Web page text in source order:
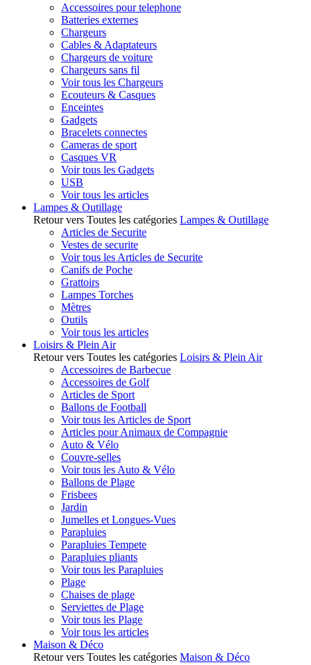
Accessoires pour telephone
Batteries externes
Chargeurs
Cables & Adaptateurs
Chargeurs de voiture
Chargeurs sans fil
Voir tous les Chargeurs
Ecouteurs & Casques
Enceintes
Gadgets
Bracelets connectes
Cameras de sport
Casques VR
Voir tous les Gadgets
USB
Voir tous les articles
Lampes & Outillage
Retour vers Toutes les catégories Lampes & Outillage
Articles de Securite
Vestes de securite
Voir tous les Articles de Securite
Canifs de Poche
Grattoirs
Lampes Torches
Mètres
Outils
Voir tous les articles
Loisirs & Plein Air
Retour vers Toutes les catégories Loisirs & Plein Air
Accessoires de Barbecue
Accessoires de Golf
Articles de Sport
Ballons de Football
Voir tous les Articles de Sport
Articles pour Animaux de Compagnie
Auto & Vélo
Couvre-selles
Voir tous les Auto & Vélo
Ballons de Plage
Frisbees
Jardin
Jumelles et Longues-Vues
Parapluies
Parapluies Tempete
Parapluies pliants
Voir tous les Parapluies
Plage
Chaises de plage
Serviettes de Plage
Voir tous les Plage
Voir tous les articles
Maison & Déco
Retour vers Toutes les catégories Maison & Déco